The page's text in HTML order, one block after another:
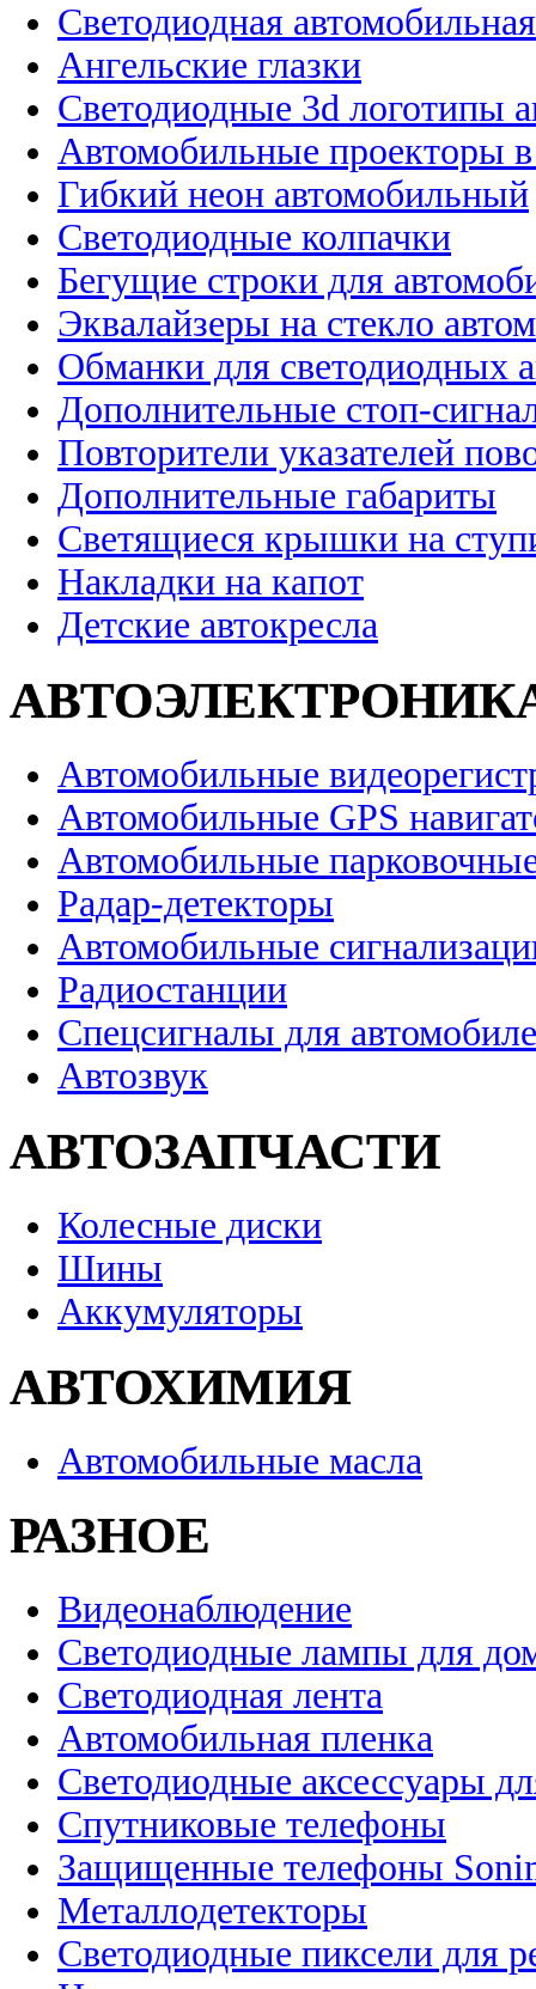
Светодиодная
Ангельские глазки
Светодиодные 3d логотипы
Автомобильные проекторы
Гибкий неон автомобильный
Светодиодные колпачки
Бегущие строки для
Эквалайзеры на стекло
Обманки для светодиодных
Дополнительные стоп-
Повторители указателей
Дополнительные габариты
Светящиеся крышки на
Накладки на капот
Детские автокресла
Автомобильные
Автомобильные GPS
Автомобильные
Радар-детекторы
Автомобильные
Радиостанции
Спецсигналы для
Автозвук
АВТОЗАПЧАСТИ
Колесные диски
Шины
Аккумуляторы
АВТОХИМИЯ
Автомобильные масла
РАЗНОЕ
Видеонаблюдение
Светодиодные лампы для
Светодиодная лента
Автомобильная пленка
Светодиодные аксессуары
Спутниковые телефоны
Защищенные телефоны
Металлодетекторы
Светодиодные пиксели для